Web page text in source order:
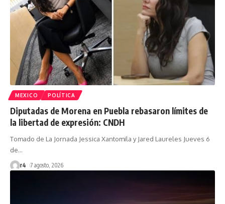
MEXICO POLÍTICA
Diputadas de Morena en Puebla rebasaron límites de
la libertad de expresión: CNDH
Tomado de La Jornada Jessica Xantomila y Jared Laureles Jueves 6
de…
r4 7 agosto, 2026